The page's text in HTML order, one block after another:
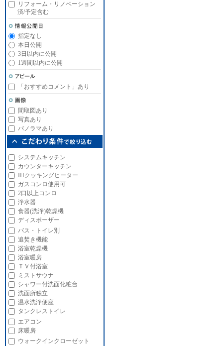
リフォーム・リノベーション
済/予定含む
指定なし
本日公開
3日以内に公開
1週間以内に公開
「おすすめコメント」あり
間取図あり
写真あり
パノラマあり
システムキッチン
カウンターキッチン
IHクッキングヒーター
ガスコンロ使用可
2口以上コンロ
浄水器
食器(洗浄)乾燥機
ディスポーザー
バス・トイレ別
追焚き機能
浴室乾燥機
浴室暖房
ＴＶ付浴室
ミストサウナ
シャワー付洗面化粧台
洗面所独立
温水洗浄便座
タンクレストイレ
エアコン
床暖房
ウォークインクローゼット